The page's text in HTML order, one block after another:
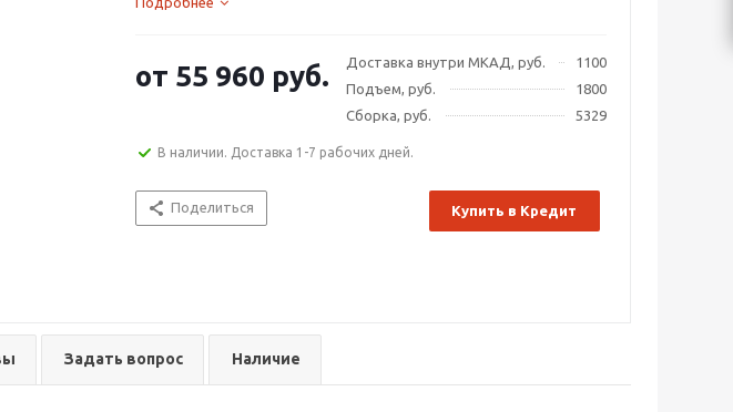
Доставка внутри МКАД, руб.
1100
Подъем, руб.
1800
Сборка, руб.
5329
от 55 960 руб.
В наличии. Доставка 1-7 рабочих дней.
Поделиться Купить в Кредит
Задать вопрос Наличие